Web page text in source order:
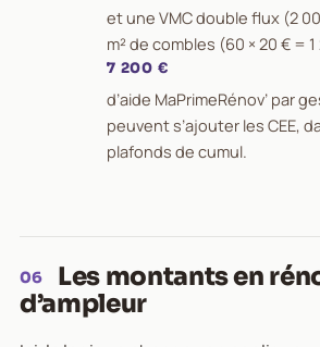
et une VMC double flux (2
m² de combles (60 × 20 € =
7 200 €
d’aide MaPrimeRénov’ par
peuvent s’ajouter les CEE,
plafonds de cumul.
06
Les montants en
d’ampleur